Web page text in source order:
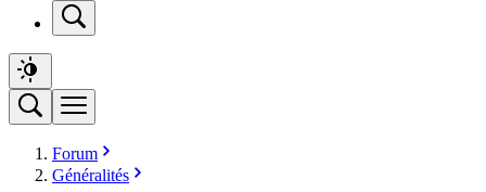
Forum
Généralités